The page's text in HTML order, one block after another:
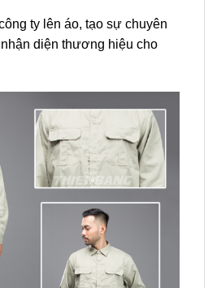
ty lên áo, tạo sự chuyên
diện thương hiệu cho